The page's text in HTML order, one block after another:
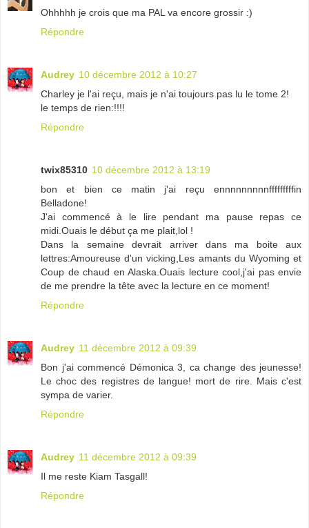
Ohhhhh je crois que ma PAL va encore grossir :)
Répondre
Audrey 10 décembre 2012 à 10:27
Charley je l'ai reçu, mais je n'ai toujours pas lu le tome 2!
le temps de rien:!!!!
Répondre
twix85310 10 décembre 2012 à 13:19
bon et bien ce matin j'ai reçu ennnnnnnnnfffffffffin
Belladone!
J'ai commencé à le lire pendant ma pause repas ce
midi.Ouais le début ça me plait,lol !
Dans la semaine devrait arriver dans ma boite aux
lettres:Amoureuse d'un vicking,Les amants du Wyoming et
Coup de chaud en Alaska.Ouais lecture cool,j'ai pas envie
de me prendre la tête avec la lecture en ce moment!
Répondre
Audrey 11 décembre 2012 à 09:39
Bon j'ai commencé Démonica 3, ca change des jeunesse!
Le choc des registres de langue! mort de rire. Mais c'est
sympa de varier.
Répondre
Audrey 11 décembre 2012 à 09:39
Il me reste Kiam Tasgall!
Répondre